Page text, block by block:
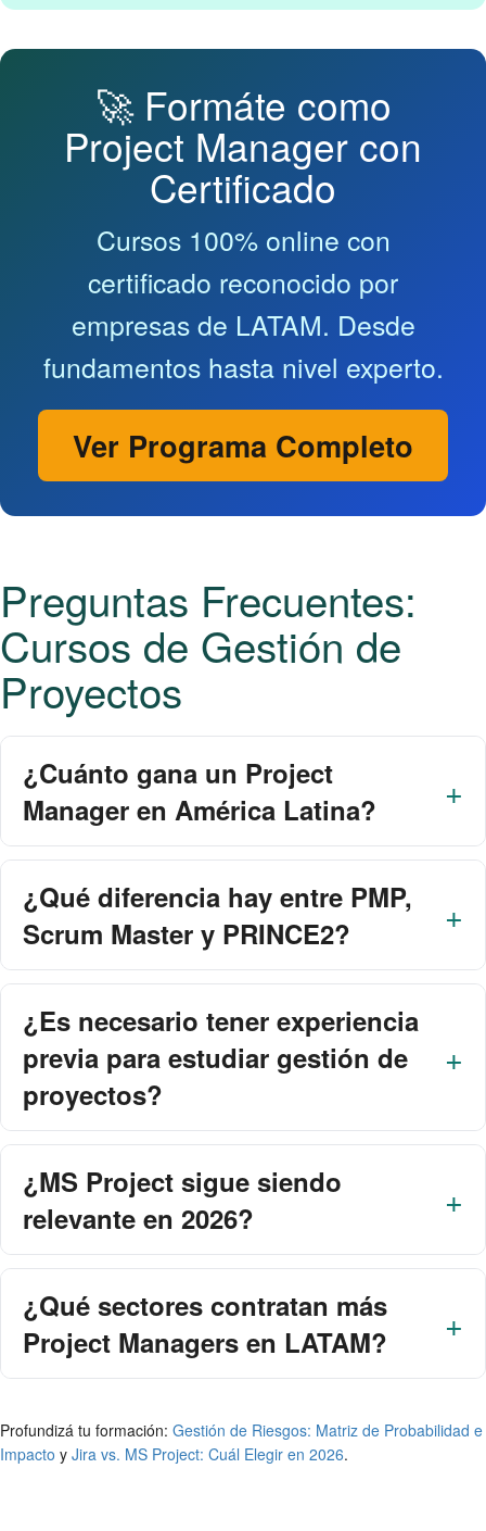
🚀 Formáte como
Project Manager con
Certificado
Cursos 100% online con
certificado reconocido por
empresas de LATAM. Desde
fundamentos hasta nivel experto.
Ver Programa Completo
Preguntas Frecuentes:
Cursos de Gestión de
Proyectos
¿Cuánto gana un Project
Manager en América Latina?
¿Qué diferencia hay entre PMP,
Scrum Master y PRINCE2?
¿Es necesario tener experiencia
previa para estudiar gestión de
proyectos?
¿MS Project sigue siendo
relevante en 2026?
¿Qué sectores contratan más
Project Managers en LATAM?
Profundizá tu formación: Gestión de Riesgos: Matriz de Probabilidad e
Impacto y Jira vs. MS Project: Cuál Elegir en 2026.